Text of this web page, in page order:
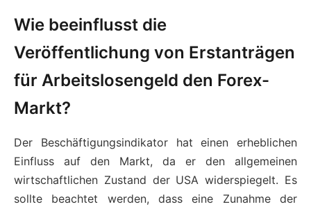
Wie beeinflusst die
Veröffentlichung von Erstanträgen
für Arbeitslosengeld den Forex-
Markt?
Der Beschäftigungsindikator hat einen erheblichen
Einfluss auf den Markt, da er den allgemeinen
wirtschaftlichen Zustand der USA widerspiegelt. Es
sollte beachtet werden, dass eine Zunahme der